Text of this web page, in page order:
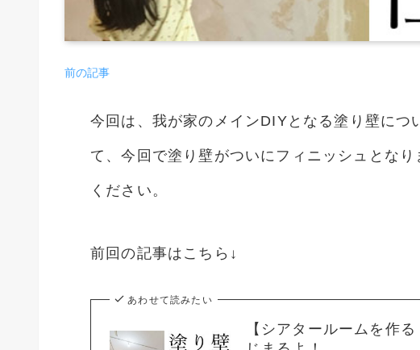
前の記事
今回は、我が家のメインDIYとなる塗り壁につ
て、今回で塗り壁がついにフィニッシュとな
ください。
前回の記事はこちら↓
あわせて読みたい
【シアタールームを作